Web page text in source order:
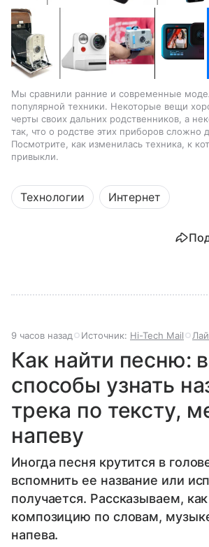
Мы сравнили ранние и современные
популярной техники. Некоторые вещи
черты своих дальних родственников, а
так, что о родстве этих приборов сложно
Посмотрите, как изменилась техника, к
привыкли.
Технологии Интернет
9 часов назад Источник: Hi-Tech Mail
Как найти песню:
способы узнать
трека по тексту,
напеву
Иногда песня крутится в
вспомнить ее название или
получается. Рассказываем,
композицию по словам,
напева.